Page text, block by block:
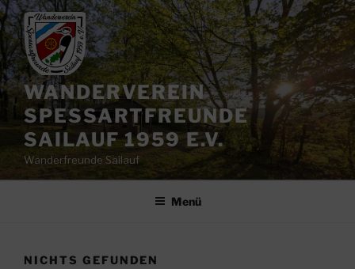
Zum
Inhalt
springen
WANDERVEREIN
SPESSARTFREUNDE
SAILAUF 1959 E.V.
Wanderfreunde Sailauf
Menü
NICHTS GEFUNDEN